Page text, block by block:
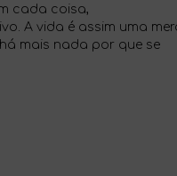
cada coisa,
A vida é assim uma
mais nada por que se